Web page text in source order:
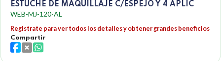
ESTUCHE DE MAQUILLAJE C/ESPEJO Y 4 APLIC
WEB-MJ-120-AL
Registrate para ver todos los detalles y obtener grandes beneficios
Compartir